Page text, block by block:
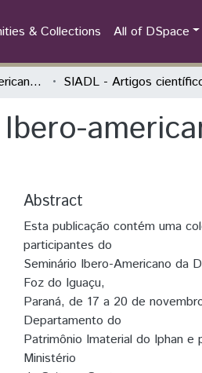
& Collections All of DSpace
Seminário Ibero-Americano da Diversidade Linguística (SIADL) SIADL - Artigos
Abstract
Esta publicação contém uma
participantes do
Seminário Ibero-Americano da
Foz do Iguaçu,
Paraná, de 17 a 20 de
Departamento do
Patrimônio Imaterial do Iphan
Ministério